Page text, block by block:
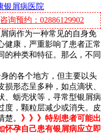
银屑病医院
咨询预约：02886129902
病作为一种常见的自身免
健康，严重影响了患者正常
的种类和特征。那么，不同
的各个地方，但主要以头
形态呈多种，如点滴状、
、蛎壳状等，寻常型银屑病
度，颗粒层减少或消失。皮
。 》》》特别患者可能出
怀孕自己患有银屑病应立即